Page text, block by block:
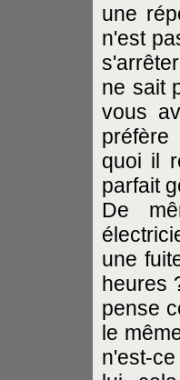
une
n'est
ne sait
vous
préfère
quoi il
parfait
De
une
heures
pense
le
n'est-